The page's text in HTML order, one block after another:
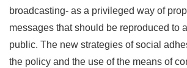
broadcasting- as a privileged way of
messages that should be reproduced to
public. The new strategies of social
the policy and the use of the means of